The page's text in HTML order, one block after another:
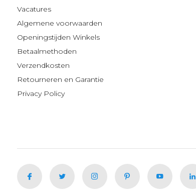
Vacatures
Algemene voorwaarden
Openingstijden Winkels
Betaalmethoden
Verzendkosten
Retourneren en Garantie
Privacy Policy